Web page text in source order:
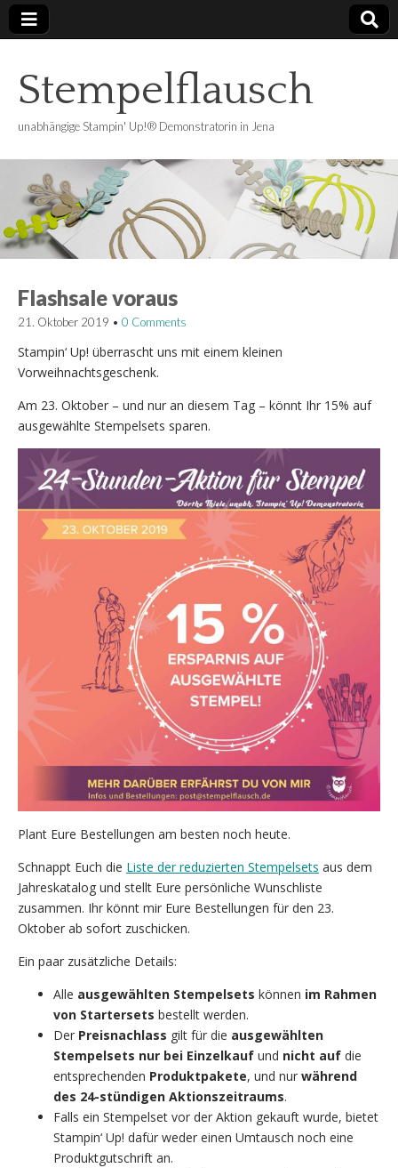
Stempelflausch
unabhängige Stampin' Up!® Demonstratorin in Jena
Flashsale voraus
21. Oktober 2019 • 0 Comments
Stampin‘ Up! überrascht uns mit einem kleinen
Vorweihnachtsgeschenk.
Am 23. Oktober – und nur an diesem Tag – könnt Ihr 15% auf
ausgewählte Stempelsets sparen.
Plant Eure Bestellungen am besten noch heute.
Schnappt Euch die Liste der reduzierten Stempelsets aus dem
Jahreskatalog und stellt Eure persönliche Wunschliste
zusammen. Ihr könnt mir Eure Bestellungen für den 23.
Oktober ab sofort zuschicken.
Ein paar zusätzliche Details:
Alle ausgewählten Stempelsets können im Rahmen
von Startersets bestellt werden.
Der Preisnachlass gilt für die ausgewählten
Stempelsets nur bei Einzelkauf und nicht auf die
entsprechenden Produktpakete, und nur während
des 24-stündigen Aktionszeitraums.
Falls ein Stempelset vor der Aktion gekauft wurde, bietet
Stampin‘ Up! dafür weder einen Umtausch noch eine
Produktgutschrift an.